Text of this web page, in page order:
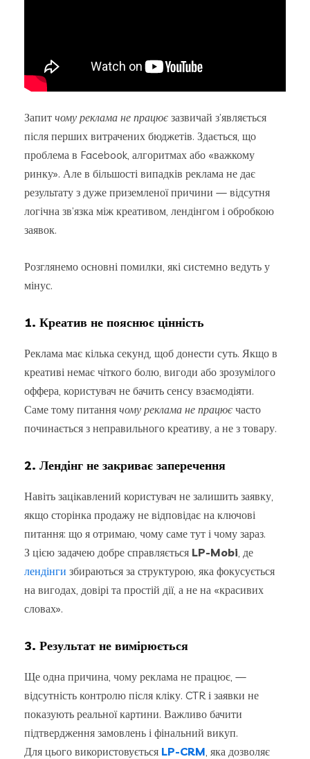
Запит чому реклама не працює зазвичай з’являється
після перших витрачених бюджетів. Здається, що
проблема в Facebook, алгоритмах або «важкому
ринку». Але в більшості випадків реклама не дає
результату з дуже приземленої причини — відсутня
логічна зв’язка між креативом, лендінгом і обробкою
заявок.
Розглянемо основні помилки, які системно ведуть у
мінус.
1. Креатив не пояснює цінність
Реклама має кілька секунд, щоб донести суть. Якщо в
креативі немає чіткого болю, вигоди або зрозумілого
оффера, користувач не бачить сенсу взаємодіяти.
Саме тому питання чому реклама не працює часто
починається з неправильного креативу, а не з товару.
2. Лендінг не закриває заперечення
Навіть зацікавлений користувач не залишить заявку,
якщо сторінка продажу не відповідає на ключові
питання: що я отримаю, чому саме тут і чому зараз.
З цією задачею добре справляється LP-Mobi, де
лендінги збираються за структурою, яка фокусується
на вигодах, довірі та простій дії, а не на «красивих
словах».
3. Результат не вимірюється
Ще одна причина, чому реклама не працює, —
відсутність контролю після кліку. CTR і заявки не
показують реальної картини. Важливо бачити
підтвердження замовлень і фінальний викуп.
Для цього використовується LP-CRM, яка дозволяє